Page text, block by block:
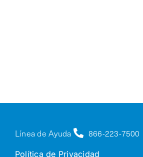
Línea de Ayuda 866-223-7500
Política de Privacidad